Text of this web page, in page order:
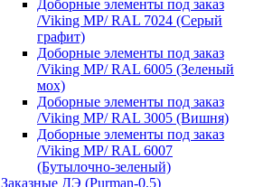
Доборные элементы под заказ
/Viking MP/ RAL 7024 (Серый
графит)
Доборные элементы под заказ
/Viking MP/ RAL 6005 (Зеленый
мох)
Доборные элементы под заказ
/Viking MP/ RAL 3005 (Вишня)
Доборные элементы под заказ
/Viking MP/ RAL 6007
(Бутылочно-зеленый)
Заказные ДЭ (Purman-0,5)